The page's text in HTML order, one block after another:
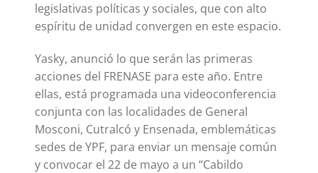
legislativas políticas y sociales, que con alto
espíritu de unidad convergen en este espacio.
Yasky, anunció lo que serán las primeras
acciones del FRENASE para este año. Entre
ellas, está programada una videoconferencia
conjunta con las localidades de General
Mosconi, Cutralcó y Ensenada, emblemáticas
sedes de YPF, para enviar un mensaje común
y convocar el 22 de mayo a un “Cabildo